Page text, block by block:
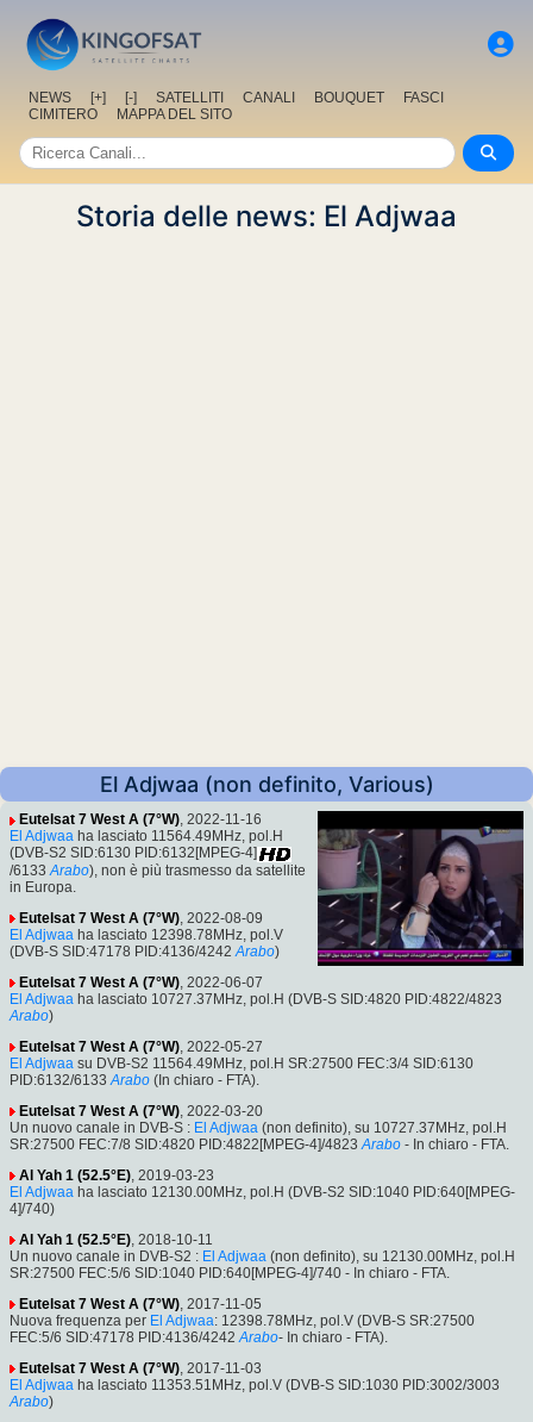
NEWS [+] [-] SATELLITI CANALI BOUQUET
FASCI
CIMITERO
MAPPA DEL SITO
Storia delle news: El Adjwaa
El Adjwaa (non definito, Various)
Eutelsat 7 West A (7°W), 2022-11-16
El Adjwaa ha lasciato 11564.49MHz, pol.H
(DVB-S2 SID:6130 PID:6132[MPEG-4]
/6133 Arabo), non è più trasmesso da satellite
in Europa.
Eutelsat 7 West A (7°W) , 2022-08-09
El Adjwaa ha lasciato 12398.78MHz, pol.V
(DVB-S SID:47178 PID:4136/4242 Arabo)
Eutelsat 7 West A (7°W) , 2022-06-07
El Adjwaa ha lasciato 10727.37MHz, pol.H (DVB-S SID:4820 PID:4822/4823
Arabo)
Eutelsat 7 West A (7°W) , 2022-05-27
El Adjwaa su DVB-S2 11564.49MHz, pol.H SR:27500 FEC:3/4 SID:6130
PID:6132/6133 Arabo (In chiaro - FTA).
Eutelsat 7 West A (7°W) , 2022-03-20
Un nuovo canale in DVB-S : El Adjwaa (non definito), su 10727.37MHz, pol.H
SR:27500 FEC:7/8 SID:4820 PID:4822[MPEG-4]/4823 Arabo - In chiaro - FTA.
Al Yah 1 (52.5°E) , 2019-03-23
El Adjwaa ha lasciato 12130.00MHz, pol.H (DVB-S2 SID:1040 PID:640[MPEG-
4]/740)
Al Yah 1 (52.5°E) , 2018-10-11
Un nuovo canale in DVB-S2 : El Adjwaa (non definito), su 12130.00MHz, pol.H
SR:27500 FEC:5/6 SID:1040 PID:640[MPEG-4]/740 - In chiaro - FTA.
Eutelsat 7 West A (7°W) , 2017-11-05
Nuova frequenza per El Adjwaa: 12398.78MHz, pol.V (DVB-S SR:27500
FEC:5/6 SID:47178 PID:4136/4242 Arabo- In chiaro - FTA).
Eutelsat 7 West A (7°W) , 2017-11-03
El Adjwaa ha lasciato 11353.51MHz, pol.V (DVB-S SID:1030 PID:3002/3003
Arabo)